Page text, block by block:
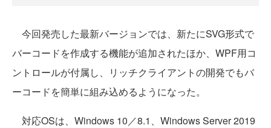
今回発売した最新バージョンでは、新たにSVG形式で
バーコードを作成する機能が追加されたほか、WPF用コ
ントロールが付属し、リッチクライアントの開発でもバ
ーコードを簡単に組み込めるようになった。
対応OSは、Windows 10／8.1、Windows Server 2019